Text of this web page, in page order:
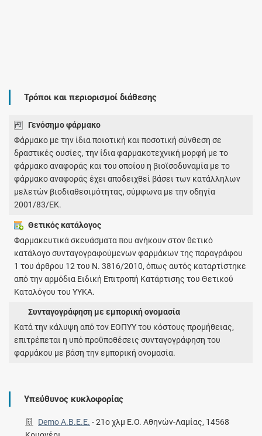
Τρόποι και περιορισμοί διάθεσης
Γενόσημο φάρμακο
Φάρμακο με την ίδια ποιοτική και ποσοτική σύνθεση σε
δραστικές ουσίες, την ίδια φαρμακοτεχνική μορφή με το
φάρμακο αναφοράς και του οποίου η βιοϊσοδυναμία με το
φάρμακο αναφοράς έχει αποδειχθεί βάσει των κατάλληλων
μελετών βιοδιαθεσιμότητας, σύμφωνα με την οδηγία
2001/83/ΕΚ.
Θετικός κατάλογος
Φαρμακευτικά σκευάσματα που ανήκουν στον θετικό
κατάλογο συνταγογραφούμενων φαρμάκων της παραγράφου
1 του άρθρου 12 του Ν. 3816/2010, όπως αυτός καταρτίστηκε
από την αρμόδια Ειδική Επιτροπή Κατάρτισης του Θετικού
Καταλόγου του ΥΥΚΑ.
Συνταγογράφηση με εμπορική ονομασία
Κατά την κάλυψη από τον ΕΟΠΥΥ του κόστους προμήθειας,
επιτρέπεται η υπό προϋποθέσεις συνταγογράφηση του
φαρμάκου με βάση την εμπορική ονομασία.
Υπεύθυνος κυκλοφορίας
Demo Α.Β.Ε.Ε. -21ο χλμ Ε.Ο. Αθηνών-Λαμίας, 14568